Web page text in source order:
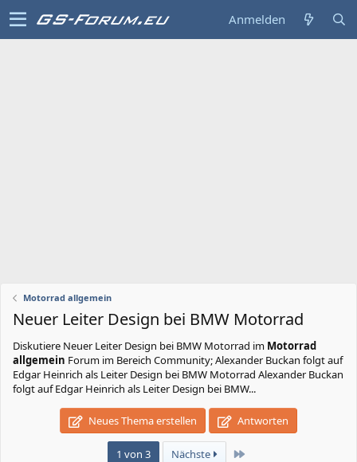
Anmelden
Motorrad allgemein
Neuer Leiter Design bei BMW Motorrad
Diskutiere Neuer Leiter Design bei BMW Motorrad im Motorrad
allgemein Forum im Bereich Community; Alexander Buckan folgt auf
Edgar Heinrich als Leiter Design bei BMW Motorrad Alexander Buckan
folgt auf Edgar Heinrich als Leiter Design bei BMW...
Neues Thema erstellen Antworten
1 von 3 Nächste Letzte